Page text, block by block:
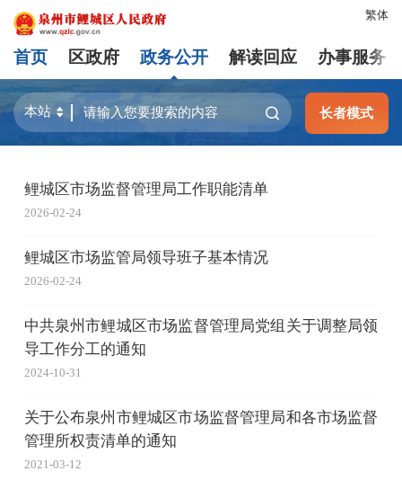
繁体
首页 区政府 政务公开 解读回应 办事服务
长者模式
鲤城区市场监督管理局工作职能清单
2026-02-24
鲤城区市场监管局领导班子基本情况
2026-02-24
中共泉州市鲤城区市场监督管理局党组关于调整局领
导工作分工的通知
2024-10-31
关于公布泉州市鲤城区市场监督管理局和各市场监督
管理所权责清单的通知
2021-03-12